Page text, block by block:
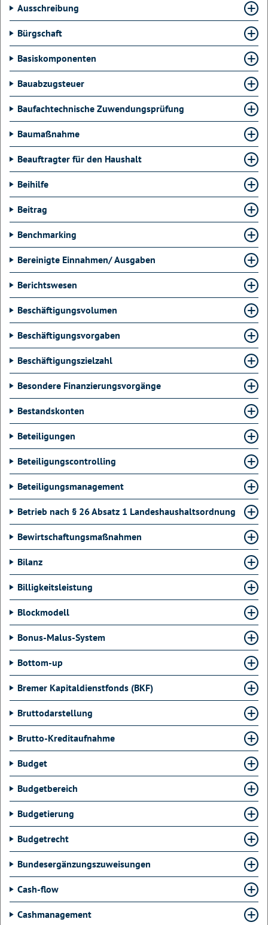
Ausschreibung
Bürgschaft
Basiskomponenten
Bauabzugsteuer
Baufachtechnische Zuwendungsprüfung
Baumaßnahme
Beauftragter für den Haushalt
Beihilfe
Beitrag
Benchmarking
Bereinigte Einnahmen/ Ausgaben
Berichtswesen
Beschäftigungsvolumen
Beschäftigungsvorgaben
Beschäftigungszielzahl
Besondere Finanzierungsvorgänge
Bestandskonten
Beteiligungen
Beteiligungscontrolling
Beteiligungsmanagement
Betrieb nach § 26 Absatz 1 Landeshaushaltsordnung
Bewirtschaftungsmaßnahmen
Bilanz
Billigkeitsleistung
Blockmodell
Bonus-Malus-System
Bottom-up
Bremer Kapitaldienstfonds (BKF)
Bruttodarstellung
Brutto-Kreditaufnahme
Budget
Budgetbereich
Budgetierung
Budgetrecht
Bundesergänzungszuweisungen
Cash-flow
Cashmanagement